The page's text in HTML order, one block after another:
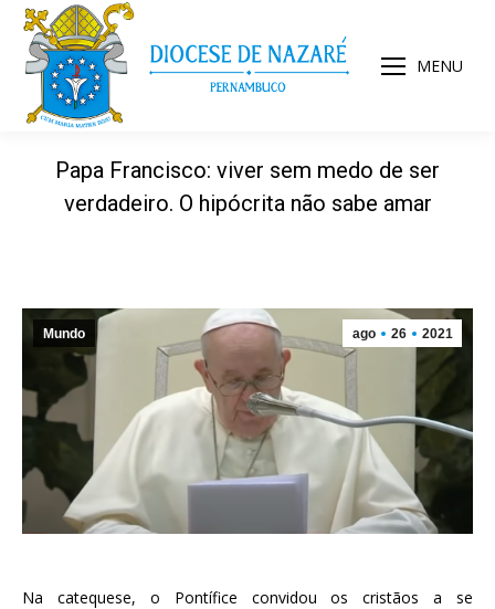
MENU
Papa Francisco: viver sem medo de ser
verdadeiro. O hipócrita não sabe amar
ago 26 2021
Mundo
Na catequese, o Pontífice convidou os cristãos a se